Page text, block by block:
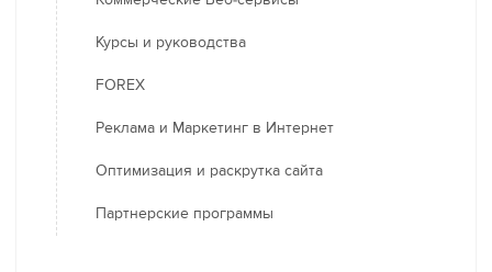
Курсы и руководства
FOREX
Реклама и Маркетинг в Интернет
Оптимизация и раскрутка сайта
Партнерские программы